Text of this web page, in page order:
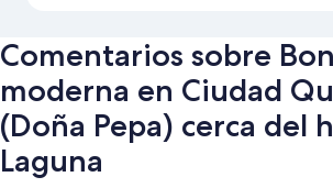
Comentarios sobre
moderna en Ciudad
(Doña Pepa) cerca del
Laguna